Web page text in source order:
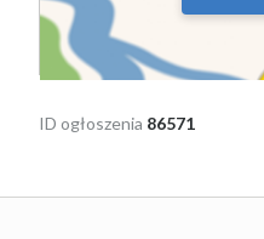
ID ogłoszenia 86571